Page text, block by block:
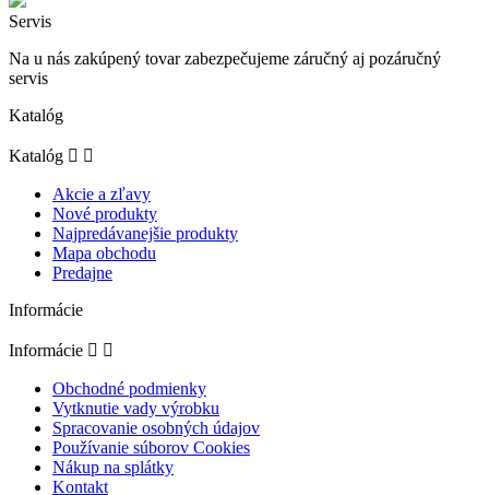
Servis
Na u nás zakúpený tovar zabezpečujeme záručný aj pozáručný
servis
Katalóg
Katalóg  
Akcie a zľavy
Nové produkty
Najpredávanejšie produkty
Mapa obchodu
Predajne
Informácie
Informácie  
Obchodné podmienky
Vytknutie vady výrobku
Spracovanie osobných údajov
Používanie súborov Cookies
Nákup na splátky
Kontakt